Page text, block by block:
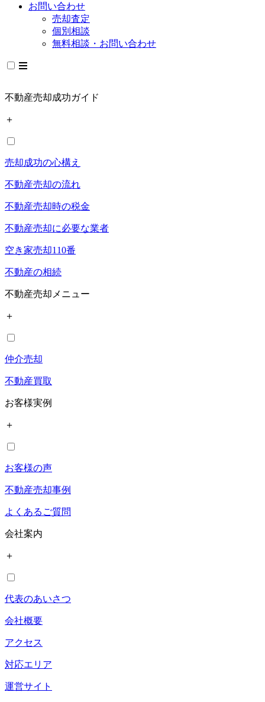
お問い合わせ
売却査定
個別相談
無料相談・お問い合わせ
不動産売却成功ガイド
＋
売却成功の心構え
不動産売却の流れ
不動産売却時の税金
不動産売却に必要な業者
空き家売却110番
不動産の相続
不動産売却メニュー
＋
仲介売却
不動産買取
お客様実例
＋
お客様の声
不動産売却事例
よくあるご質問
会社案内
＋
代表のあいさつ
会社概要
アクセス
対応エリア
運営サイト